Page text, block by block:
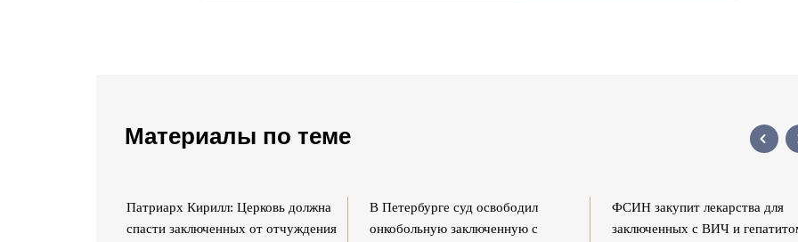
Материалы по теме
Патриарх Кирилл: Церковь должна
спасти заключенных от отчуждения
В Петербурге суд освободил
онкобольную заключенную с
ФСИН закупит лекарства для
заключенных с ВИЧ и